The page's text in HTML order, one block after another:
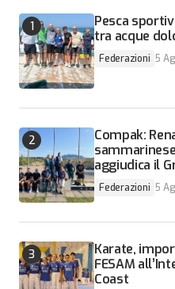
Pesca
tra acque
Federazioni 5
Compak:
aggiudica il
Federazioni 5
Karate,
FESAM
Coast